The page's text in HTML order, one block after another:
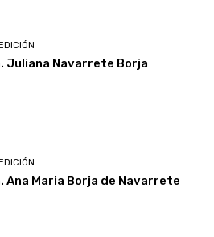
Juliana Navarrete Borja
Ana Maria Borja de Navarrete